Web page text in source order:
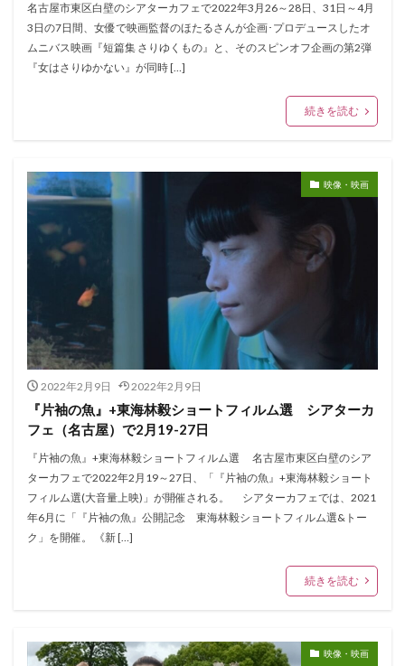
名古屋市東区白壁のシアターカフェで2022年3月26～28日、31日～4月
3日の7日間、女優で映画監督のほたるさんが企画･プロデュースしたオ
ムニバス映画『短篇集 さりゆくもの』と、そのスピンオフ企画の第2弾
『女はさりゆかない』が同時 […]
続きを読む
映像・映画
2022年2月9日 2022年2月9日
『片袖の魚』+東海林毅ショートフィルム選 シアターカ
フェ（名古屋）で2月19-27日
『片袖の魚』+東海林毅ショートフィルム選 名古屋市東区白壁のシア
ターカフェで2022年2月19～27日、「『片袖の魚』+東海林毅ショート
フィルム選(大音量上映)」が開催される。 シアターカフェでは、2021
年6月に「『片袖の魚』公開記念 東海林毅ショートフィルム選&トー
ク」を開催。 《新 […]
続きを読む
映像・映画